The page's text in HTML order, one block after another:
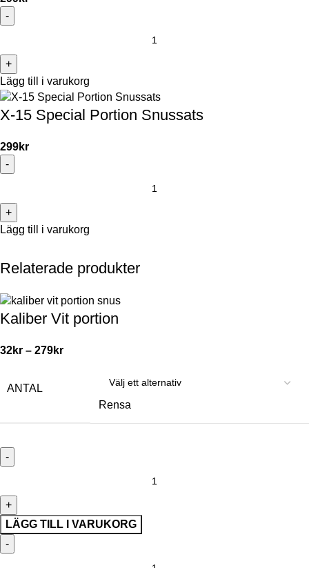
Lägg till i varukorg
X-15 Special Portion Snussats
299kr
Lägg till i varukorg
Relaterade produkter
Kaliber Vit portion
32kr – 279kr
ANTAL
Rensa
LÄGG TILL I VARUKORG